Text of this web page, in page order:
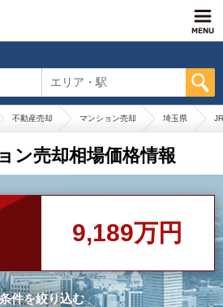
エリア・駅
不動産売却 マンション売却 埼玉県
ン売却相場価格情報
9,189万円
件を絞り込む